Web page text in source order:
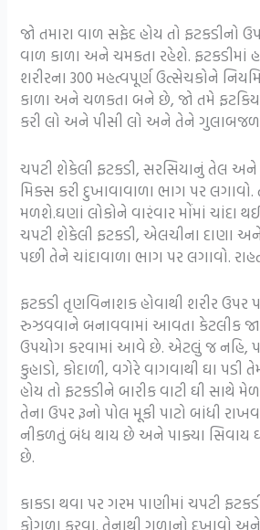
જો તમારા વાળ સફેદ હોય તો ફટકડીનો
વાળ કાળા અને ચમકતા રહેશે. ફટકડીમાં
શરીરના 300 મહત્વપૂર્ણ ઉત્સેચકોને
કાળા અને ચળકતા બને છે, જો તમે
કરી લો અને પીસી લો અને તેને
ચપટી શેકેલી ફટકડી, સરસિયાનું તેલ અને
મિક્સ કરી દુખાવાવાળા ભાગ પર
મળશે.ઘણાં લોકોને વારંવાર મોંમાં ચાંદા
ચપટી શેકેલી ફટકડી, એલચીના દાણા
પછી તેને ચાંદાવાળા ભાગ પર લગાવો.
ફટકડી તૃણવિનાશક હોવાથી શરીર ઉપર
રુઝવવાને બનાવવામાં આવતા કેટલીક
ઉપયોગ કરવામાં આવે છે. એટલું જ નહિ,
કુહાડો, કોદાળી, વગેરે વાગવાથી ઘા પડી
હોય તો ફટકડીને બારીક વાટી ઘી સાથે
તેના ઉપર રૂનો પોલ મૂકી પાટો બાંધી
નીકળતું બંધ થાય છે અને પાક્યા સિવાય
છે.
કાકડા થવા પર ગરમ પાણીમાં ચપટી
કોગળા કરવા. તેનાથી ગળાનો દુખાવો